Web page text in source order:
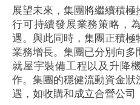
展望未來，集團將繼續積
行可持續發展業務策略，
遇。與此同時，集團正積
業務增長。集團已分別向
就屋宇裝備工程以及升降
作。集團的穩健流動資金
遇，如收購和成立合營公司